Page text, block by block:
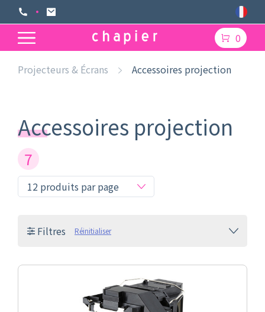
0
Projecteurs & Écrans Accessoires projection
Accessoires projection
7
Filtres Réinitialiser